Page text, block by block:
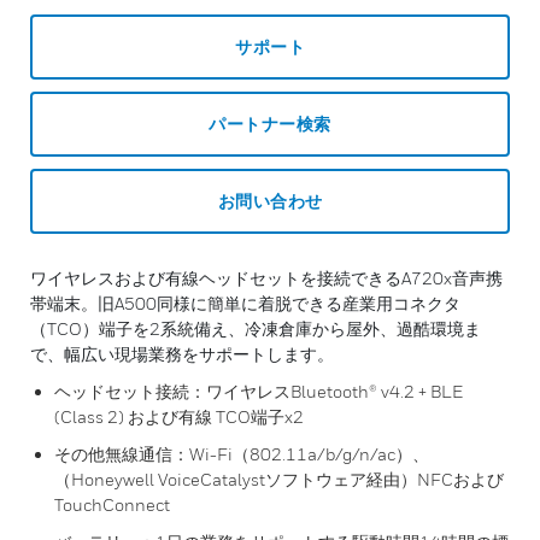
サポート
パートナー検索
お問い合わせ
ワイヤレスおよび有線ヘッドセットを接続できるA720x音声携
帯端末。旧A500同様に簡単に着脱できる産業用コネクタ
（TCO）端子を2系統備え、冷凍倉庫から屋外、過酷環境ま
で、幅広い現場業務をサポートします。
ヘッドセット接続：ワイヤレスBluetooth® v4.2 + BLE
(Class 2) および有線 TCO端子x2
その他無線通信：Wi-Fi（802.11a/b/g/n/ac）、
（Honeywell VoiceCatalystソフトウェア経由）NFCおよび
TouchConnect